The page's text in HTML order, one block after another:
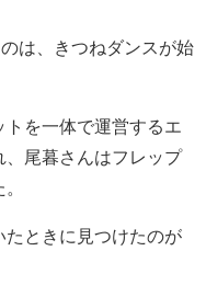
は、きつねダンスが始
を一体で運営するエ
尾暮さんはフレップ
ときに見つけたのが